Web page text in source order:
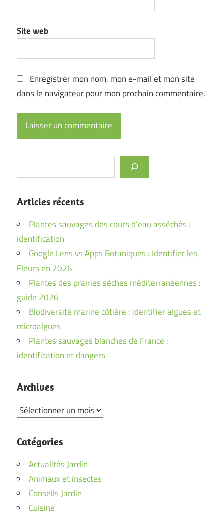
Site web
Enregistrer mon nom, mon e-mail et mon site
dans le navigateur pour mon prochain commentaire.
Articles récents
Plantes sauvages des cours d’eau asséchés :
identification
Google Lens vs Apps Botaniques : Identifier les
Fleurs en 2026
Plantes des prairies sèches méditerranéennes :
guide 2026
Biodiversité marine côtière : identifier algues et
microalgues
Plantes sauvages blanches de France :
identification et dangers
Archives
Archives
Catégories
Actualités Jardin
Animaux et insectes
Conseils Jardin
Cuisine